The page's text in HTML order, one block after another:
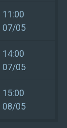
11:00
07/05
14:00
07/05
15:00
08/05